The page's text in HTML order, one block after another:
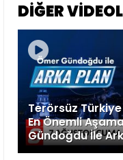
DİĞER
Terörsüz
En Önemli
Gündoğdu İle